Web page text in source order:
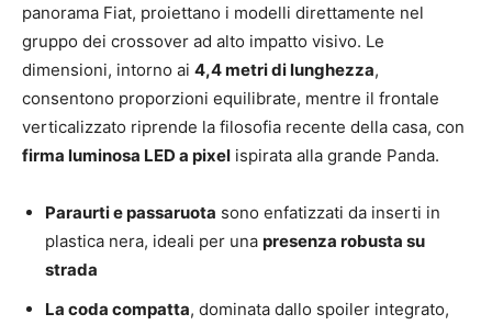
panorama Fiat, proiettano i modelli direttamente nel
gruppo dei crossover ad alto impatto visivo. Le
dimensioni, intorno ai 4,4 metri di lunghezza,
consentono proporzioni equilibrate, mentre il frontale
verticalizzato riprende la filosofia recente della casa, con
firma luminosa LED a pixel ispirata alla grande Panda.
Paraurti e passaruota sono enfatizzati da inserti in
plastica nera, ideali per una presenza robusta su
strada
La coda compatta, dominata dallo spoiler integrato,